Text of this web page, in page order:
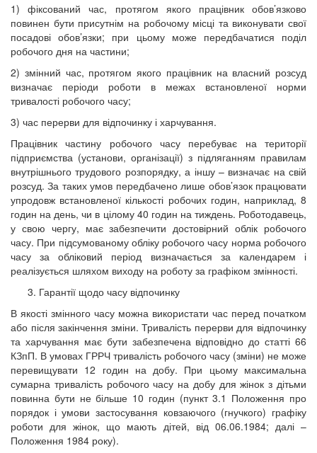
1) фіксований час, протягом якого працівник обов’язково
повинен бути присутнім на робочому місці та виконувати свої
посадові обов’язки; при цьому може передбачатися поділ
робочого дня на частини;
2) змінний час, протягом якого працівник на власний розсуд
визначає періоди роботи в межах встановленої норми
тривалості робочого часу;
3) час перерви для відпочинку і харчування.
Працівник частину робочого часу перебуває на території
підприємства (установи, організації) з підляганням правилам
внутрішнього трудового розпорядку, а іншу – визначає на свій
розсуд. За таких умов передбачено лише обов’язок працювати
упродовж встановленої кількості робочих годин, наприклад, 8
годин на день, чи в цілому 40 годин на тиждень. Роботодавець,
у свою чергу, має забезпечити достовірний облік робочого
часу. При підсумованому обліку робочого часу норма робочого
часу за обліковий період визначається за календарем і
реалізується шляхом виходу на роботу за графіком змінності.
Гарантії щодо часу відпочинку
В якості змінного часу можна використати час перед початком
або після закінчення зміни. Тривалість перерви для відпочинку
та харчування має бути забезпечена відповідно до статті 66
КЗпП. В умовах ГРРЧ тривалість робочого часу (зміни) не може
перевищувати 12 годин на добу. При цьому максимальна
сумарна тривалість робочого часу на добу для жінок з дітьми
повинна бути не більше 10 годин (пункт 3.1 Положення про
порядок і умови застосування ковзаючого (гнучкого) графіку
роботи для жінок, що мають дітей, від 06.06.1984; далі –
Положення 1984 року).